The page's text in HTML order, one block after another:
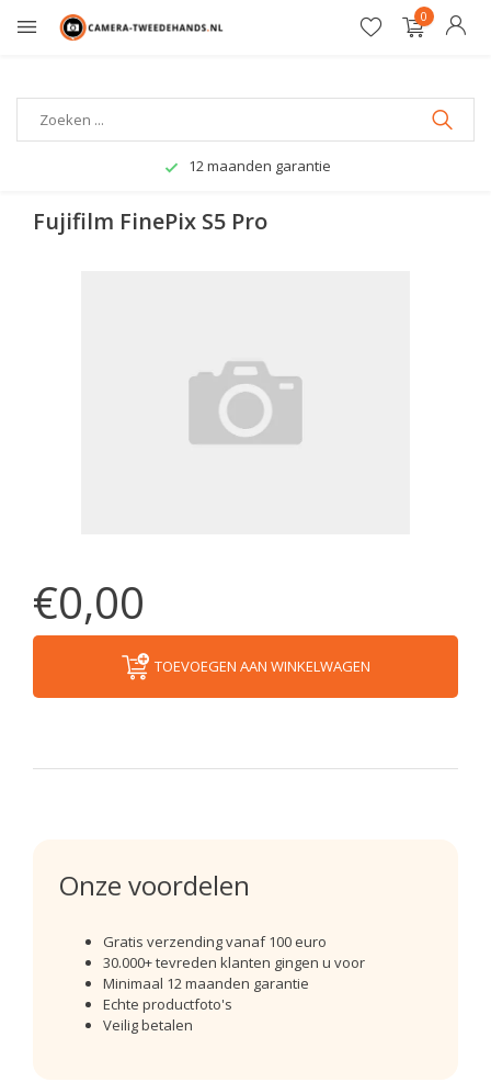
0
Veilig betalen
Fujifilm FinePix S5 Pro
€0,00
TOEVOEGEN AAN WINKELWAGEN
Onze voordelen
Gratis verzending vanaf 100 euro
30.000+ tevreden klanten gingen u voor
Minimaal 12 maanden garantie
Echte productfoto's
Veilig betalen